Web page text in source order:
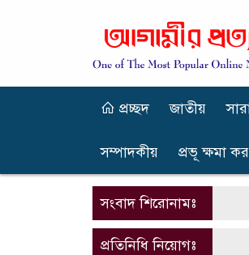
প্রচ্ছদ জাতীয়
সম্পাদকীয় প্রভূ ক্ষমা
সংবাদ শিরোনামঃ
প্রতিনিধি নিয়োগঃ